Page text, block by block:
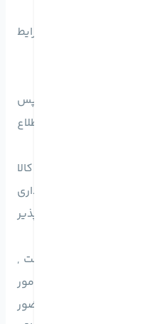
سایت پست میتوان شرایط
کرد.
آسیب دیدگی یا ایراد فیزیکی حداکثر باید طی 48 ساعت پس
از فروش دکتر موبایل اطلاع
کارتن یا جعبه اصلی کالا
آن جدا خودداری
تنها در صورتی امکان پذیر
آن بازگردانده شود.
صورت امکان در حضور مامور
مشکل می توانید در حضور